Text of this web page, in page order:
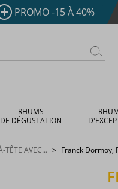
PROMO -15 À 40%
RHUMS
DE DÉGUSTATION
TÊTE AVEC... Franck Dormoy,